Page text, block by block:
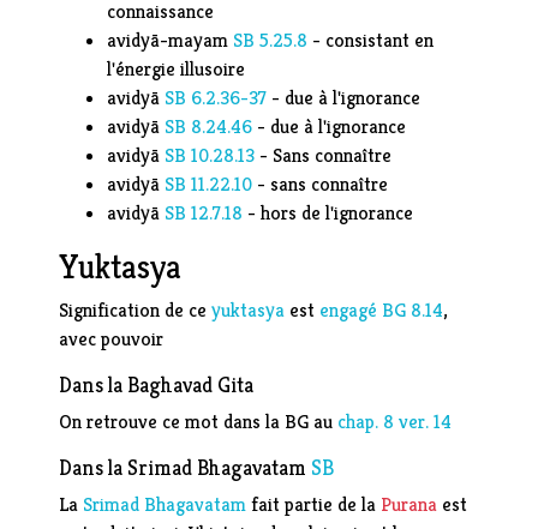
connaissance
avidyā-mayam SB 5.25.8 - consistant en
l'énergie illusoire
avidyā SB 6.2.36-37 - due à l'ignorance
avidyā SB 8.24.46 - due à l'ignorance
avidyā SB 10.28.13 - Sans connaître
avidyā SB 11.22.10 - sans connaître
avidyā SB 12.7.18 - hors de l'ignorance
Yuktasya
Signification de ce yuktasya est engagé BG 8.14,
avec pouvoir
Dans la Baghavad Gita
On retrouve ce mot dans la BG au chap. 8 ver. 14
Dans la Srimad Bhagavatam SB
La Srimad Bhagavatamfait partie de la Purana est